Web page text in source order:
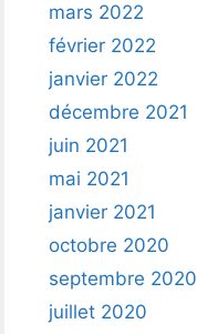
mars 2022
février 2022
janvier 2022
décembre 2021
juin 2021
mai 2021
janvier 2021
octobre 2020
septembre 2020
juillet 2020